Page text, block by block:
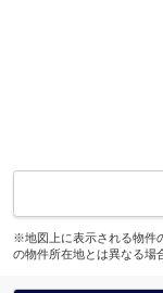
※地図上に表示される物件
の物件所在地とは異なる場